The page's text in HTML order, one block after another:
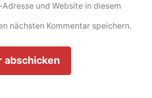
und Website in diesem
nächsten Kommentar speichern.